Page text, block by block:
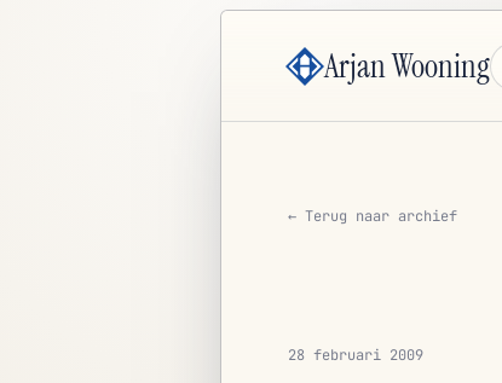
Arjan Wooning
← Terug naar archief
28 februari 2009